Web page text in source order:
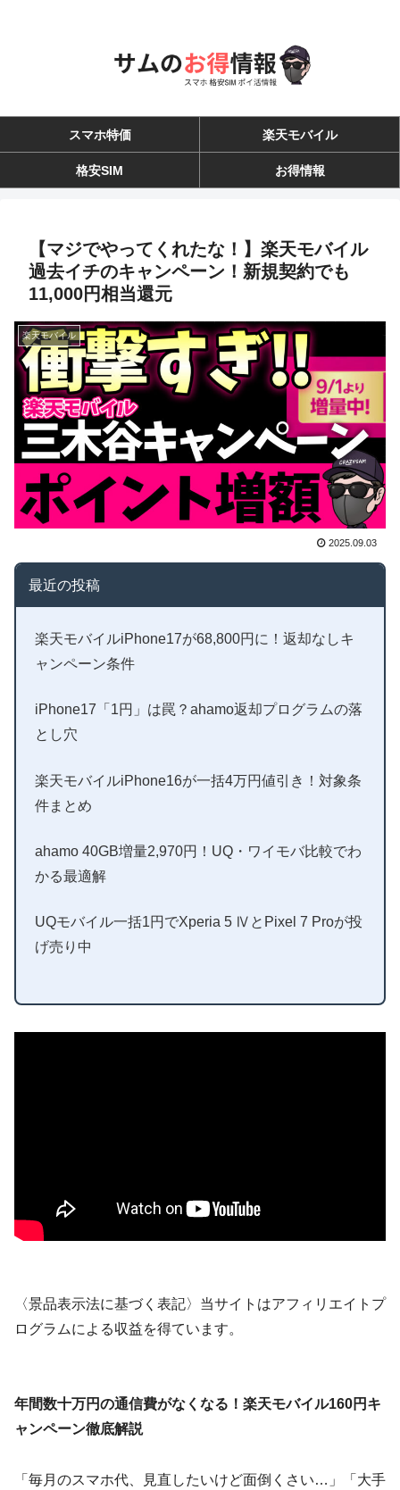
スマホ特価 楽天モバイル
格安SIM お得情報
【マジでやってくれたな！】楽天モバイル
過去イチのキャンペーン！新規契約でも
11,000円相当還元
楽天モバイル
2025.09.03
最近の投稿
楽天モバイルiPhone17が68,800円に！返却なしキ
ャンペーン条件
iPhone17「1円」は罠？ahamo返却プログラムの落
とし穴
楽天モバイルiPhone16が一括4万円値引き！対象条
件まとめ
ahamo 40GB増量2,970円！UQ・ワイモバ比較でわ
かる最適解
UQモバイル一括1円でXperia 5 ⅣとPixel 7 Proが投
げ売り中
〈景品表示法に基づく表記〉当サイトはアフィリエイトプ
ログラムによる収益を得ています。
年間数十万円の通信費がなくなる！楽天モバイル160円キ
ャンペーン徹底解説
「毎月のスマホ代、見直したいけど面倒くさい…」「大手